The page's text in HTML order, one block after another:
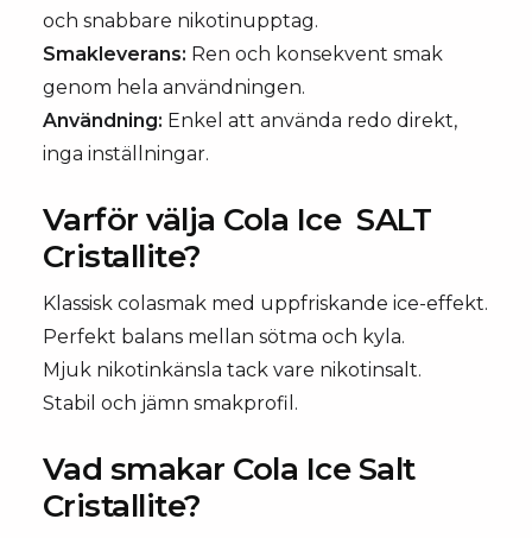
och snabbare nikotinupptag.
Smakleverans: Ren och konsekvent smak
genom hela användningen.
Användning: Enkel att använda redo direkt,
inga inställningar.
Varför välja Cola Ice SALT
Cristallite?
Klassisk colasmak med uppfriskande ice-effekt.
Perfekt balans mellan sötma och kyla.
Mjuk nikotinkänsla tack vare nikotinsalt.
Stabil och jämn smakprofil.
Vad smakar Cola Ice Salt
Cristallite?